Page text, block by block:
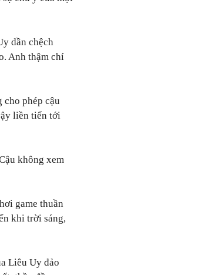
dần chệch
Anh thậm chí
cho phép cậu
liền tiến tới
không xem
game thuần
khi trời sáng,
Liêu Uy đảo